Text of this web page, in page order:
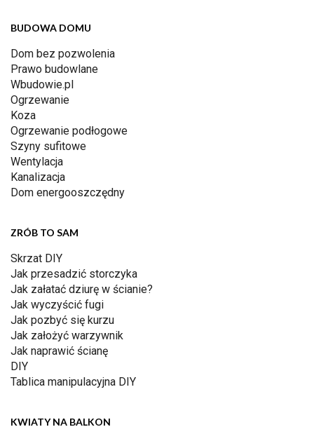
BUDOWA DOMU
Dom bez pozwolenia
Prawo budowlane
Wbudowie.pl
Ogrzewanie
Koza
Ogrzewanie podłogowe
Szyny sufitowe
Wentylacja
Kanalizacja
Dom energooszczędny
ZRÓB TO SAM
Skrzat DIY
Jak przesadzić storczyka
Jak załatać dziurę w ścianie?
Jak wyczyścić fugi
Jak pozbyć się kurzu
Jak założyć warzywnik
Jak naprawić ścianę
DIY
Tablica manipulacyjna DIY
KWIATY NA BALKON